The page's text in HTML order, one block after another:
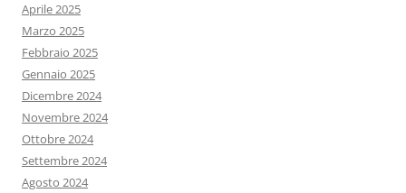
Aprile 2025
Marzo 2025
Febbraio 2025
Gennaio 2025
Dicembre 2024
Novembre 2024
Ottobre 2024
Settembre 2024
Agosto 2024